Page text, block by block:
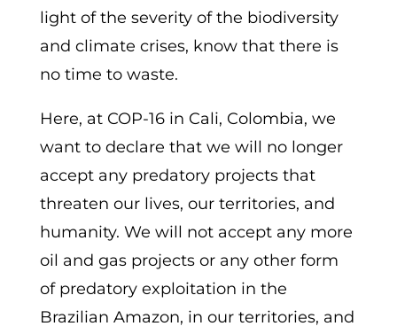
light of the severity of the biodiversity
and climate crises, know that there is
no time to waste.
Here, at COP-16 in Cali, Colombia, we
want to declare that we will no longer
accept any predatory projects that
threaten our lives, our territories, and
humanity. We will not accept any more
oil and gas projects or any other form
of predatory exploitation in the
Brazilian Amazon, in our territories, and